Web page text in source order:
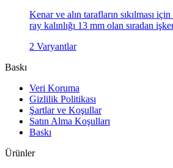
Kenar ve alın tarafların sıkılması
ray kalınlığı 13 mm olan sıradan
2 Varyantlar
Baskı
Veri Koruma
Gizlilik Politikası
Şartlar ve Koşullar
Satın Alma Koşulları
Baskı
Ürünler